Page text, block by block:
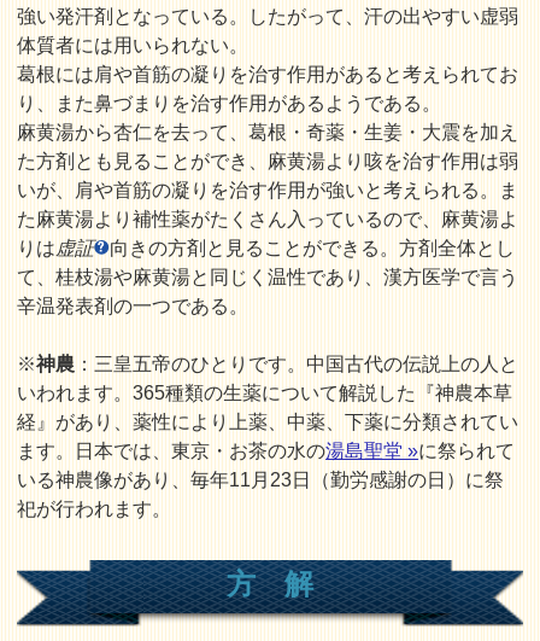
強い発汗剤となっている。したがって、汗の出やすい虚弱
体質者には用いられない。
葛根には肩や首筋の凝りを治す作用があると考えられてお
り、また鼻づまりを治す作用があるようである。
麻黄湯から杏仁を去って、葛根・奇薬・生姜・大震を加え
た方剤とも見ることができ、麻黄湯より咳を治す作用は弱
いが、肩や首筋の凝りを治す作用が強いと考えられる。ま
た麻黄湯より補性薬がたくさん入っているので、麻黄湯よ
りは虚証
向きの方剤と見ることができる。方剤全体とし
て、桂枝湯や麻黄湯と同じく温性であり、漢方医学で言う
辛温発表剤の一つである。
※神農 ：三皇五帝のひとりです。中国古代の伝説上の人と
いわれます。365種類の生薬について解説した『神農本草
経』があり、薬性により上薬、中薬、下薬に分類されてい
ます。日本では、東京・お茶の水の湯島聖堂 »に祭られて
いる神農像があり、毎年11月23日（勤労感謝の日）に祭
祀が行われます。
方 解